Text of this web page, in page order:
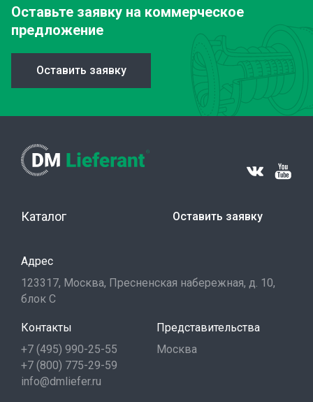
Оставьте заявку на коммерческое
предложение
Оставить заявку
Каталог Оставить заявку
Адрес
123317, Москва, Пресненская набережная, д. 10,
блок С
Контакты
+7 (495) 990-25-55
+7 (800) 775-29-59
info@dmliefer.ru
Представительства
Москва